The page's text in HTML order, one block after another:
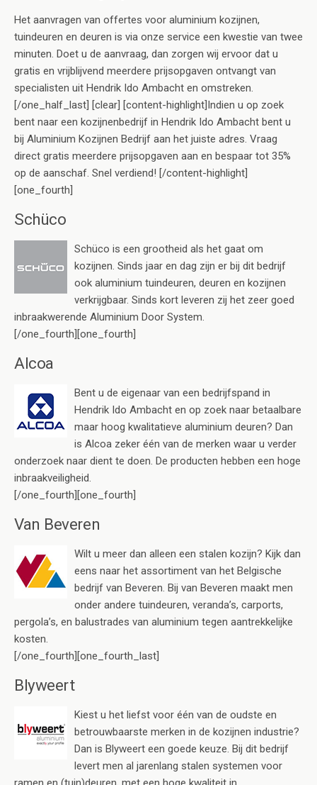
Het aanvragen van offertes voor aluminium kozijnen,
tuindeuren en deuren is via onze service een kwestie van twee
minuten. Doet u de aanvraag, dan zorgen wij ervoor dat u
gratis en vrijblijvend meerdere prijsopgaven ontvangt van
specialisten uit Hendrik Ido Ambacht en omstreken.
[/one_half_last] [clear] [content-highlight]Indien u op zoek
bent naar een kozijnenbedrijf in Hendrik Ido Ambacht bent u
bij Aluminium Kozijnen Bedrijf aan het juiste adres. Vraag
direct gratis meerdere prijsopgaven aan en bespaar tot 35%
op de aanschaf. Snel verdiend! [/content-highlight]
[one_fourth]
Schüco
Schüco is een grootheid als het gaat om
kozijnen. Sinds jaar en dag zijn er bij dit bedrijf
ook aluminium tuindeuren, deuren en kozijnen
verkrijgbaar. Sinds kort leveren zij het zeer goed
inbraakwerende Aluminium Door System.
[/one_fourth][one_fourth]
Alcoa
Bent u de eigenaar van een bedrijfspand in
Hendrik Ido Ambacht en op zoek naar betaalbare
maar hoog kwalitatieve aluminium deuren? Dan
is Alcoa zeker één van de merken waar u verder
onderzoek naar dient te doen. De producten hebben een hoge
inbraakveiligheid.
[/one_fourth][one_fourth]
Van Beveren
Wilt u meer dan alleen een stalen kozijn? Kijk dan
eens naar het assortiment van het Belgische
bedrijf van Beveren. Bij van Beveren maakt men
onder andere tuindeuren, veranda’s, carports,
pergola’s, en balustrades van aluminium tegen aantrekkelijke
kosten.
[/one_fourth][one_fourth_last]
Blyweert
Kiest u het liefst voor één van de oudste en
betrouwbaarste merken in de kozijnen industrie?
Dan is Blyweert een goede keuze. Bij dit bedrijf
levert men al jarenlang stalen systemen voor